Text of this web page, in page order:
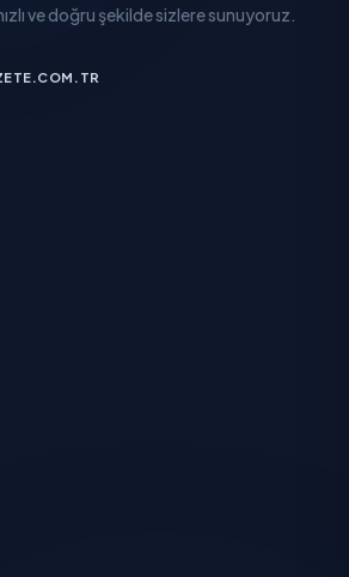
ve doğru şekilde sizlere sunuyoruz.